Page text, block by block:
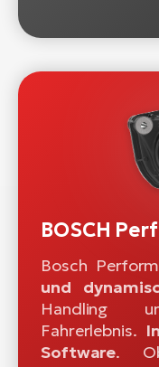
BOSCH
Bosch
und
Handling
Fahrerlebnis.
Software.